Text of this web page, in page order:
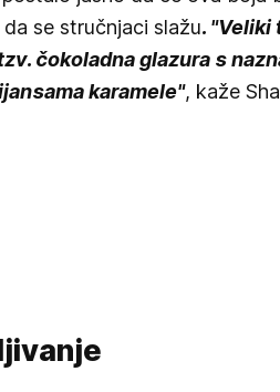
se stručnjaci slažu. "Veliki
čokoladna glazura s
karamele", kaže